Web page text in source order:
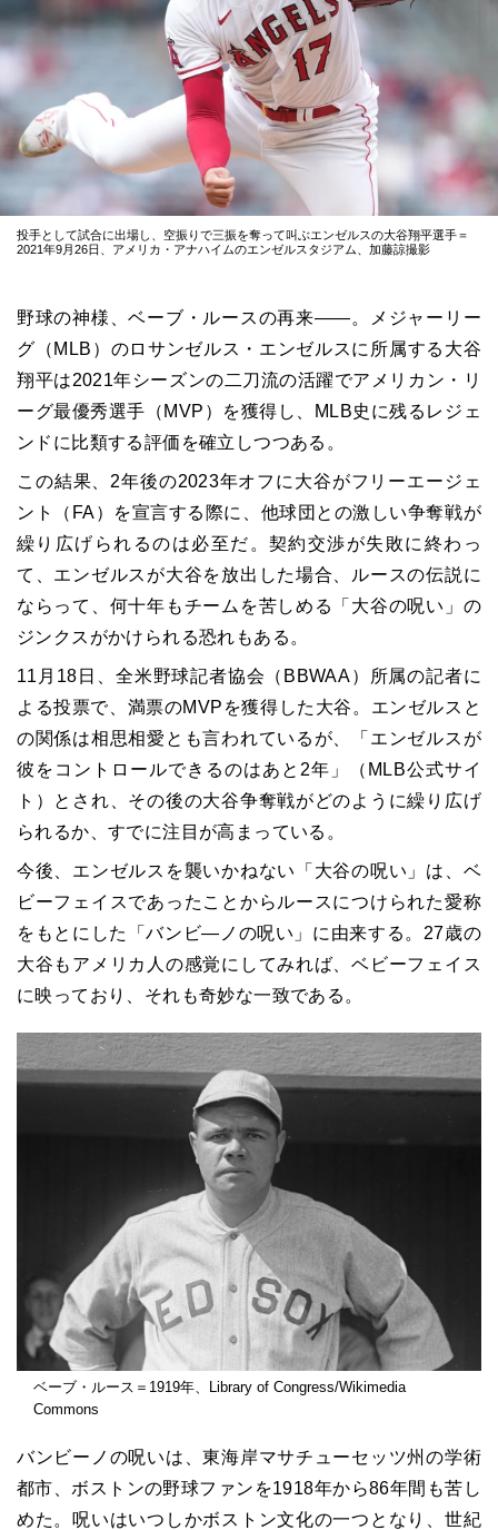
投手として試合に出場し、空振りで三振を奪って叫ぶエンゼルスの大谷翔平選手＝
2021年9月26日、アメリカ・アナハイムのエンゼルスタジアム、加藤諒撮影
野球の神様、ベーブ・ルースの再来――。メジャーリー
グ（MLB）のロサンゼルス・エンゼルスに所属する大谷
翔平は2021年シーズンの二刀流の活躍でアメリカン・リ
ーグ最優秀選手（MVP）を獲得し、MLB史に残るレジェ
ンドに比類する評価を確立しつつある。
この結果、2年後の2023年オフに大谷がフリーエージェ
ント（FA）を宣言する際に、他球団との激しい争奪戦が
繰り広げられるのは必至だ。契約交渉が失敗に終わっ
て、エンゼルスが大谷を放出した場合、ルースの伝説に
ならって、何十年もチームを苦しめる「大谷の呪い」の
ジンクスがかけられる恐れもある。
11月18日、全米野球記者協会（BBWAA）所属の記者に
よる投票で、満票のMVPを獲得した大谷。エンゼルスと
の関係は相思相愛とも言われているが、「エンゼルスが
彼をコントロールできるのはあと2年」（MLB公式サイ
ト）とされ、その後の大谷争奪戦がどのように繰り広げ
られるか、すでに注目が高まっている。
今後、エンゼルスを襲いかねない「大谷の呪い」は、ベ
ビーフェイスであったことからルースにつけられた愛称
をもとにした「バンビ―ノの呪い」に由来する。27歳の
大谷もアメリカ人の感覚にしてみれば、ベビーフェイス
に映っており、それも奇妙な一致である。
ベーブ・ルース＝1919年、Library of Congress/Wikimedia
Commons
バンビーノの呪いは、東海岸マサチューセッツ州の学術
都市、ボストンの野球ファンを1918年から86年間も苦し
めた。呪いはいつしかボストン文化の一つとなり、世紀